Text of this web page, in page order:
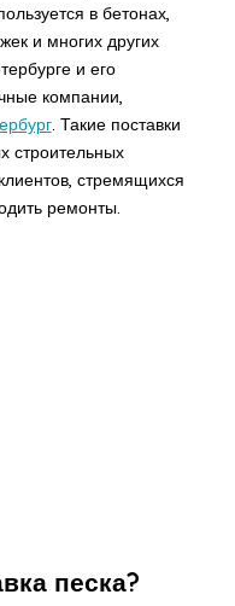
в бетонах,
и многих других
и его
компании,
. Такие поставки
строительных
стремящихся
ремонты.
песка?